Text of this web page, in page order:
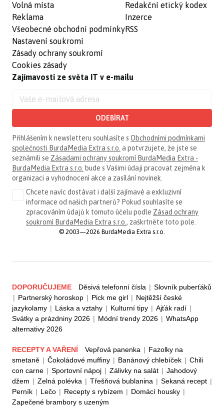
Volná místa
Reklama
Všeobecné obchodní podmínky
Nastavení soukromí
Zásady ochrany soukromí
Cookies zásady
Redakční etický kodex
Inzerce
RSS
Zajímavosti ze světa IT v e-mailu
ODEBÍRAT
Přihlášením k newsletteru souhlasíte s Obchodními podmínkami
společnosti BurdaMedia Extra s.r.o. a potvrzujete, že jste se
seznámili se Zásadami ochrany soukromí BurdaMedia Extra -
BurdaMedia Extra s.r.o. bude s Vašimi údaji pracovat zejména k
organizaci a vyhodnocení akce a zasílání novinek.
Chcete navíc dostávat i další zajímavé a exkluzivní
informace od našich partnerů? Pokud souhlasíte se
zpracováním údajů k tomuto účelu podle Zásad ochrany
soukromí BurdaMedia Extra s.r.o., zaškrtněte toto pole.
© 2003—2026 BurdaMedia Extra s.r.o.
DOPORUČUJEME Děsivá telefonní čísla | Slovník puberťáků
| Partnerský horoskop | Pick me girl | Nejtěžší české
jazykolamy | Láska a vztahy | Kulturní tipy | Ajťák radí |
Svátky a prázdniny 2026 | Módní trendy 2026 | WhatsApp
alternativy 2026
RECEPTY A VAŘENÍ Vepřová panenka | Fazolky na
smetaně | Čokoládové muffiny | Banánový chlebíček | Chili
con carne | Sportovní nápoj | Zálivky na salát | Jahodový
džem | Zelná polévka | Třešňová bublanina | Sekaná recept |
Perník | Lečo | Recepty s rybízem | Domácí housky |
Zapečené brambory s uzeným